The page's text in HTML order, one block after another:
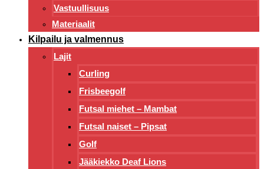
Vastuullisuus
Materiaalit
Kilpailu ja valmennus
Lajit
Curling
Frisbeegolf
Futsal miehet – Mambat
Futsal naiset – Pipsat
Golf
Jääkiekko Deaf Lions